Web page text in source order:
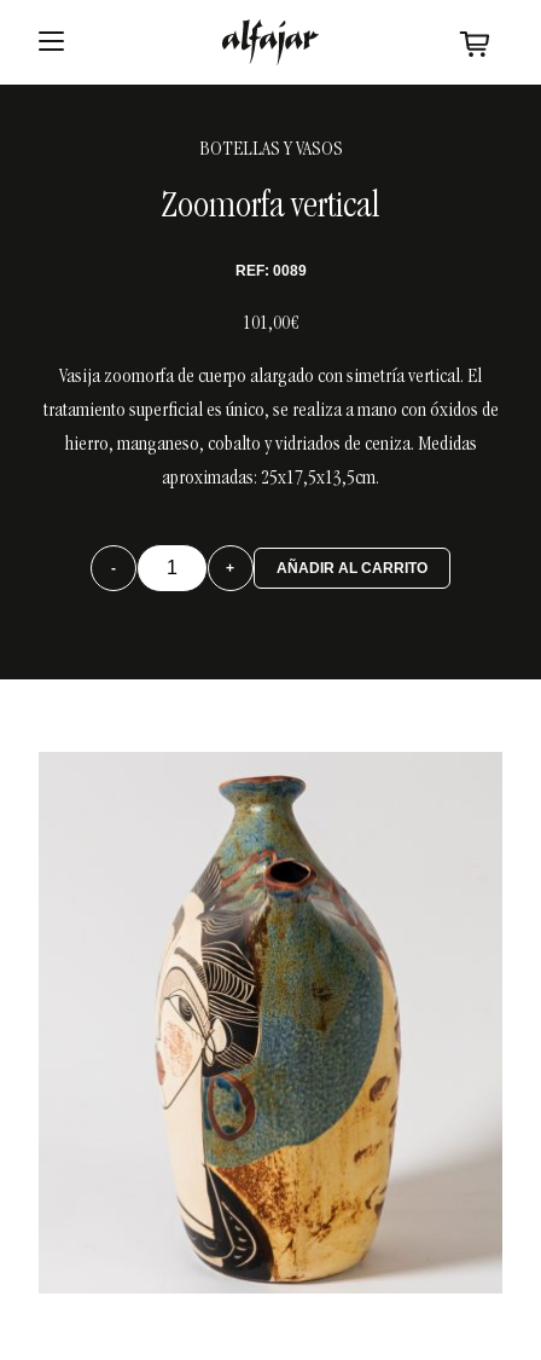
BOTELLAS Y VASOS
Zoomorfa vertical
REF: 0089
101,00€
Vasija zoomorfa de cuerpo alargado con simetría vertical. El
tratamiento superficial es único, se realiza a mano con óxidos de
hierro, manganeso, cobalto y vidriados de ceniza. Medidas
aproximadas: 25x17,5x13,5cm.
-
Zoomorfa
vertical
+ AÑADIR AL CARRITO